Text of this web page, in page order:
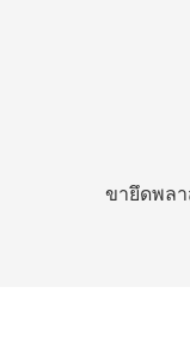
ขายึดพล